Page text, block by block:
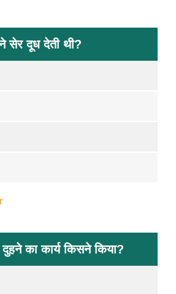
सेर दूध देती थी?
का कार्य किसने किया?